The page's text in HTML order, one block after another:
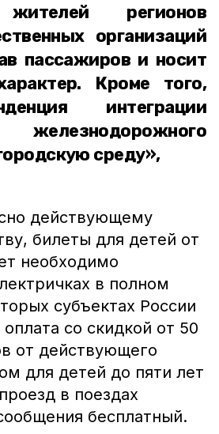
регионов
организаций
пассажиров и носит
Кроме того,
интеграции
железнодорожного
среду»,
действующему
билеты для детей от
необходимо
в полном
субъектах России
со скидкой от 50
от действующего
для детей до пяти лет
в поездах
бесплатный.